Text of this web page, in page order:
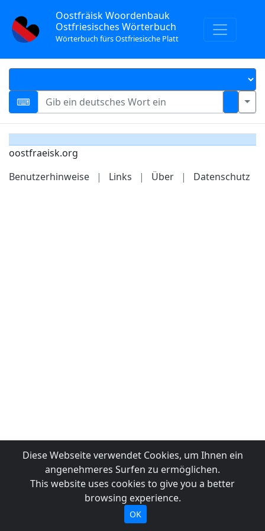
Oostfräisk Woordenbauk
Ostfriesisches Wörterbuch
Wörterbuch fürs Ostfriesische Platt
oostfraeisk.org
Benutzerhinweise
| Links | Über | Datenschutz
Diese Webseite verwendet Cookies, um Ihnen ein
angenehmeres Surfen zu ermöglichen.
This website uses cookies to give you a better
browsing experience.
OK